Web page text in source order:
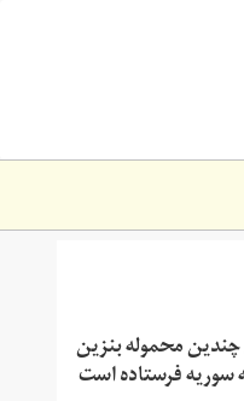
چندین محموله بنزین
سوریه فرستاده است